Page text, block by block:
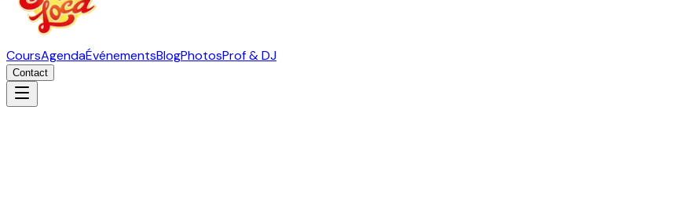
CoursAgendaÉvénementsBlogPhotosProf & DJ
Contact